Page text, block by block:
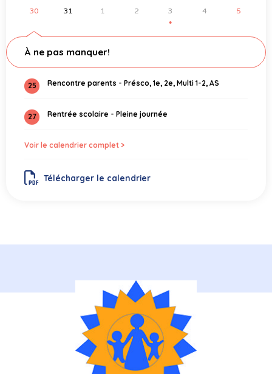
30 31 1 2 3
●
4 5
À ne pas manquer!
25 Rencontre parents - Présco, 1e, 2e, Multi 1-2, AS
27 Rentrée scolaire - Pleine journée
Voir le calendrier complet >
Télécharger le calendrier